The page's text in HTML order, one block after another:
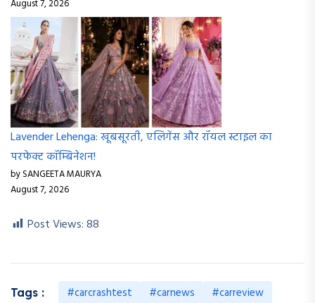
August 7, 2026
Lavender Lehenga: खूबसूरती, एलिगेंस और रॉयल स्टाइल का
परफेक्ट कॉम्बिनेशन!
by SANGEETA MAURYA
August 7, 2026
Post Views:88
Tags : #carcrashtest #carnews
#carreview